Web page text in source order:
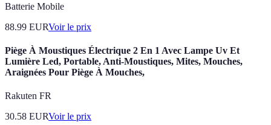
Batterie Mobile
88.99 EURVoir le prix
Piège À Moustiques Électrique 2 En 1 Avec Lampe Uv Et
Lumière Led, Portable, Anti-Moustiques, Mites, Mouches,
Araignées Pour Piège À Mouches,
Rakuten FR
30.58 EURVoir le prix